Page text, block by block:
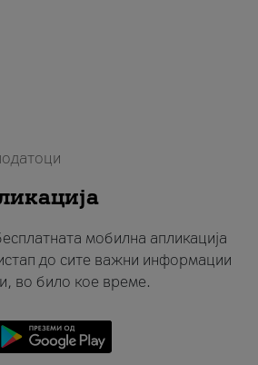
мобилна апликација
до сите важни информации
во било кое време.